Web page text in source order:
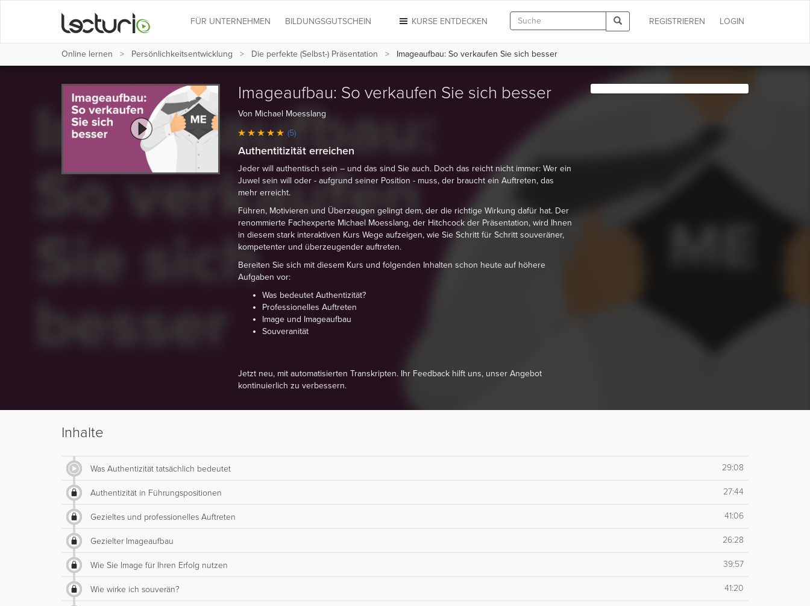
LOGIN
REGISTRIEREN
KURSE ENTDECKEN
FÜR UNTERNEHMEN BILDUNGSGUTSCHEIN
Online lernen Persönlichkeits­entwicklung Die perfekte (Selbst-) Präsentation Imageaufbau: So verkaufen Sie sich besser
Imageaufbau: So verkaufen Sie sich besser
Von Michael Moesslang
(5)
Authentitizität erreichen
Jeder will authentisch sein – und das sind Sie auch. Doch das reicht nicht immer: Wer ein
Juwel sein will oder - aufgrund seiner Position - muss, der braucht ein Auftreten, das
mehr erreicht.
Führen, Motivieren und Überzeugen gelingt dem, der die richtige Wirkung dafür hat. Der
renommierte Fachexperte Michael Moesslang, der Hitchcock der Präsentation, wird Ihnen
in diesem stark interaktiven Kurs Wege aufzeigen, wie Sie Schritt für Schritt souveräner,
kompetenter und überzeugender auftreten.
Bereiten Sie sich mit diesem Kurs und folgenden Inhalten schon heute auf höhere
Aufgaben vor:
Was bedeutet Authentizität?
Professionelles Auftreten
Image und Imageaufbau
Souveranität
Jetzt neu, mit automatisierten Transkripten. Ihr Feedback hilft uns, unser Angebot
kontinuierlich zu verbessern.
Inhalte
Was Authentizität tatsächlich bedeutet 29:08
Authentizität in Führungspositionen 27:44
Gezieltes und professionelles Auftreten 41:06
Gezielter Imageaufbau 26:28
Wie Sie Image für Ihren Erfolg nutzen 39:57
Wie wirke ich souverän? 41:20